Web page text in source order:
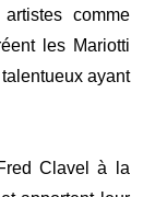
comme
les Mariotti
ayant
Clavel à la